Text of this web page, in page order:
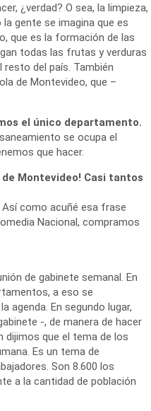
¿verdad? O sea, la limpieza,
gente se imagina que es
que es la formación de las
todas las frutas y verduras
del país. También
de Montevideo, que –
el único departamento.
se ocupa el
que hacer.
Montevideo! Casi tantos
Así como acuñé esa frase
Nacional, compramos
de gabinete semanal. En
a eso se
agenda. En segundo lugar,
-, de manera de hacer
que el tema de los
Es un tema de
Son 8.600 los
a la cantidad de población